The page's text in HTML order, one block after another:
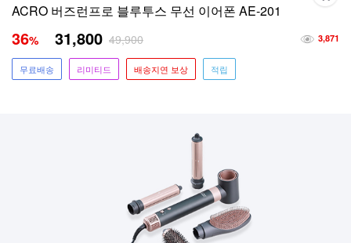
ACRO 버즈런프로 블루투스 무선 이어폰 AE-201
3,871
36% 31,800 49,900
무료배송 리미티드 배송지연 보상 적립